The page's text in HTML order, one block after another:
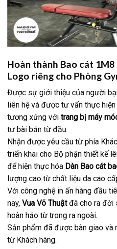
Hoàn thành Bao cát
Logo riêng cho Phòng
Được sự giới thiệu của người
liên hệ và được tư vấn thực
tương xứng với trang bị máy
tư bài bản từ đầu.
Nhận được yêu cầu từ phía
triển khai cho Bộ phận thiết kế
để hiện thực hóa Dàn Bao cát
lượng cao từ chất liệu da cao
Với công nghệ in ấn hàng đầu
nay, Vua Võ Thuậtđã cho ra đời
hoàn hảo từ trong ra ngoài.
Sản phẩm đã được bàn giao và
từ Khách hàng.